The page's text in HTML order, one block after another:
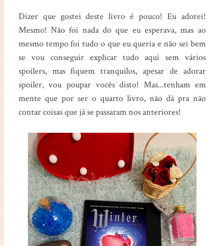
Dizer que gostei deste livro é pouco! Eu adorei!
Mesmo! Não foi nada do que eu esperava, mas ao
mesmo tempo foi tudo o que eu queria e não sei bem
se vou conseguir explicar tudo aqui sem vários
spoilers, mas fiquem tranquilos, apesar de adorar
spoiler, vou poupar vocês disto! Mas...tenham em
mente que por ser o quarto livro, não dá pra não
contar coisas que já se passaram nos anteriores!